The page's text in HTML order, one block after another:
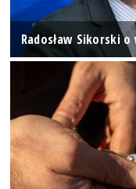
Radosław Sikorski